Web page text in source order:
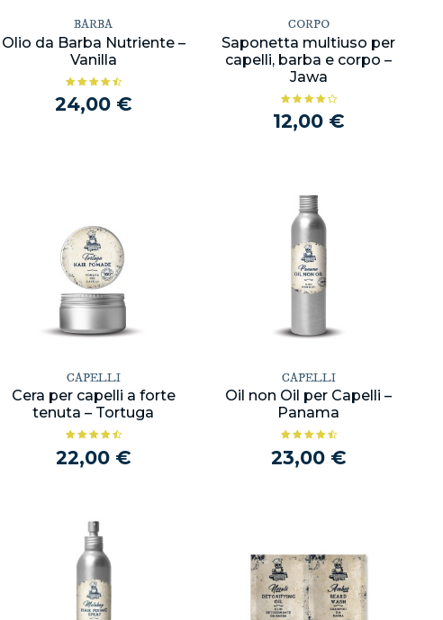
BARBA
Olio da Barba Nutriente –
Vanilla
24,00 €
CORPO
Saponetta multiuso per
capelli, barba e corpo –
Jawa
12,00 €
CAPELLI
Cera per capelli a forte
tenuta – Tortuga
22,00 €
CAPELLI
Oil non Oil per Capelli –
Panama
23,00 €